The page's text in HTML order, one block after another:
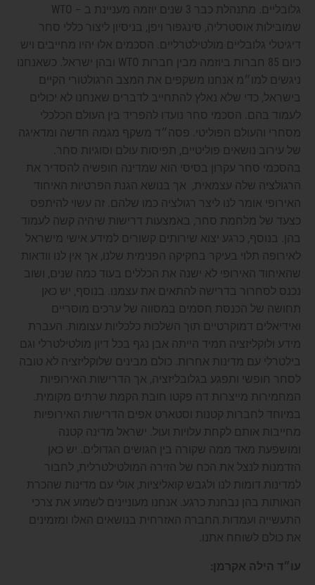
גלובליים. מתנהלת כבר 3 שנים יוזמה מעניינת ב – WTO
שמובילות אוסטרליה, סינגפור ויפן, בניסיון ליצור כללי סחר
דיגיטלי גלובליים מולטילטרליים. הסכמים אלו יהיו מחייבים ויש
כיום 85 חברות ביוזמה מבין חברות WTO ובהן ישראל. כשאנחנו
ניגשים למו״מ אנחנו משקפים את המצב הרגולטורי הקיים
בישראל, כדי שלא נאלץ להתחייב לדברים שאנחנו לא יכולים
לעמוד בהם. הסכמי סחר נועדו להפריד בין העולם הכלכלי
מסחרי והעולם הפוליטי. פסה״ד משקף מגמה חדשה ומדאיגה
של עירוב נושאים פוליטיים, תפיסות עולם וסוגיות סחר.
בהסכמי סחר עקרון בסיסי הוא שמדינה חופשיה להסדיר את
הרגולציה שלה עצמאית, אך בנושא הגנת הפרטיות האיחוד
האירופי אומר לנו ליצר רגולציה כמו שלהם. זה עשוי להיתפס
כצעד של מלחמת סחר, באמצעות דרישות שיהיה קשה לעמוד
בהן. בנוסף, כרגע יצוא שירותים קשורים למידע אישי מישראל
לאירופה תלוי בעיקר בחקיקה הפנימית שלנו, אך אין לנו וודאות
שהאיחוד האירופי לא ישנה את הכללים בעוד כמה שנים, ושוב
נכנס לסחרור בדרישה להתאים את עצמנו. בנוסף, יש כאן
תחושה של הכנסת חסמים במסווה של ערכים מוסריים
ואידיאלים דמוקרטיים תוך השלכות כלכליות עצומות. העברת
מידע ולוקליזציה תמיד הייתה אבן נגף בכל דיון מולטילטרלי וגם
בילטרלי עם מדינות אחרות. כולם מבינים שלוקליזציה לא טובה
לסחר חופשי ותפגע בגלובליזציה, אך הדרישות האירופיות
המחמירות מייצרות דה פקטו חובת הקמת שרתים מקומית.
במיוחד לחברות קטנות וסטארט אפים הדרישות האירופיות
מחייבות אותם לקחת עלויות ועול. ישראל מדינה קטנה
ומושפעת מאד ממה שקורה בין הגושים הגדולים. יש כאן
הזדמנות לנצל את הכח של הזירה המולטילטרלית, לחבור
למדינות דומות לנו ולגבש קואליציות, אולי עם מדינות שהכרת
הנאותות בהן נבחנת כרגע. אנחנו מעוניינים לשמוע את צרכי
התעשייה ועמדות החברה האזרחית בנושאים האלו ומזמינים
את כולם לשוחח אתנו.
עו״ד הילה אקרמן: